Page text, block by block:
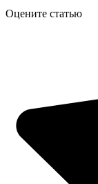
Оцените статью